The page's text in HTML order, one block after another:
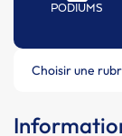
PODIUMS
Choisir une